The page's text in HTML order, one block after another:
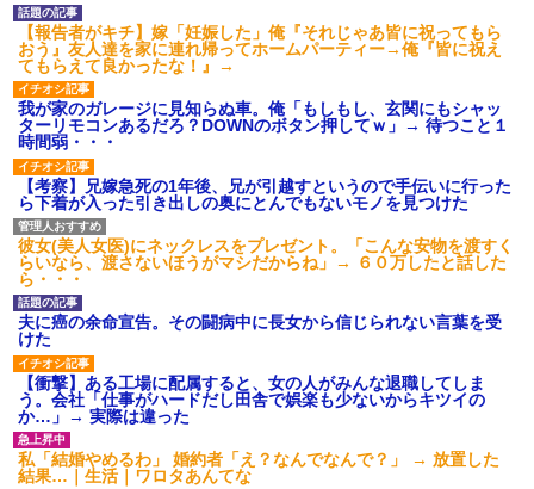
【驚愕】 新幹線じゃなく『帰
省費4000円』安くなる在来線で
帰省した結果ｗｗｗｗｗ
【しまった…】 コトメに追い
出されたトメと二世帯住宅を建
て、「２F(夫婦のエリア)には絶
対に上がらない」という約束を
したが、早速破って2Fに上が...
ハードオフに売っていた4万
4000円のフィギュアがヤバすぎ
るｗｗｗｗｗｗ「こんな高い
の？ｗｗ」「逆に超安い」
私「ちょっと、人の家の金庫
触らないでよ！」キチママ『そ
こに金庫があったから、開けて
みようとしただけ☆』義兄「泥
は出てけ！二度と来るな！」結
果・・・
私「初めて飲む味だけどなん
のお茶？」彼「ちっ！」私「」
【GIF】JSのカンチョーワロ
タ
後続車にクラクションを鳴ら
され彼氏が逆切れ。「何クラク
ション鳴らしてんだ！降りてこ
いよ！」と怒鳴りだし...
られていいよなぁ。俺なんか忙
しくて寝る暇ねーもん。どうせ
暇でしょ？俺のＤＶＤコピっと
【驚愕】養育費を払い続けた
結果…元妻の裏切りが判
明！！！その理由がこれｗｗｗ
職場で電話を取った新入社員
の女子がヒワイなことを言われ
てショックを受けたことがあっ
主な税金の成り立ちを調べて
みたよ
【報告者がキチ】嫁「妊娠した」俺『それじゃあ皆に祝ってもら
おう』友人達を家に連れ帰ってホームパーティー→俺『皆に祝え
てもらえて良かったな！』→
我が家のガレージに見知らぬ車。俺「もしもし、玄関にもシャッ
ターリモコンあるだろ？DOWNのボタン押してｗ」→ 待つこと１
時間弱・・・
【考察】兄嫁急死の1年後、兄が引越すというので手伝いに行った
ら下着が入った引き出しの奥にとんでもないモノを見つけた
彼女(美人女医)にネックレスをプレゼント。「こんな安物を渡すく
らいなら、渡さないほうがマシだからね」→ ６０万したと話した
ら・・・
夫に癌の余命宣告。その闘病中に長女から信じられない言葉を受
けた
【衝撃】ある工場に配属すると、女の人がみんな退職してしま
う。会社「仕事がハードだし田舎で娯楽も少ないからキツイの
か…」→ 実際は違った
私「結婚やめるわ」 婚約者「え？なんでなんで？」 → 放置した
結果…｜生活｜ワロタあんてな